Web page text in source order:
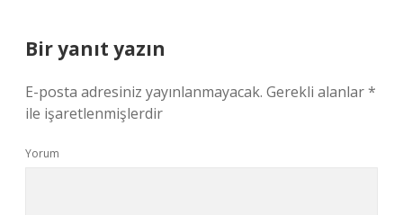
Bir yanıt yazın
E-posta adresiniz yayınlanmayacak. Gerekli alanlar*
ile işaretlenmişlerdir
Yorum